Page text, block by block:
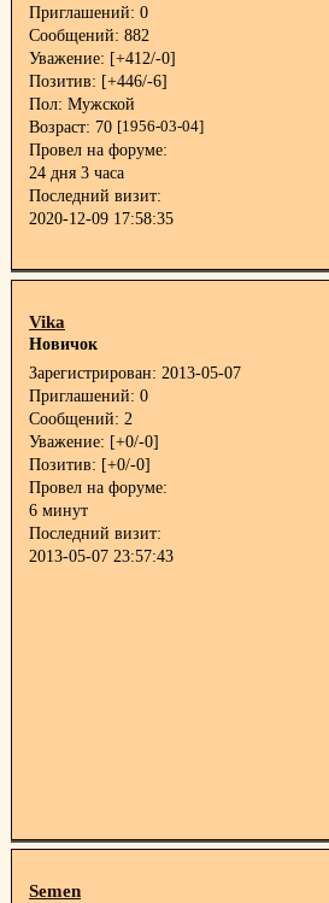
Приглашений: 0
Сообщений: 882
Уважение: [+412/-0]
Позитив: [+446/-6]
Пол: Мужской
Возраст: 70 [1956-03-04]
Провел на форуме:
24 дня 3 часа
Последний визит:
2020-12-09 17:58:35
Vika
Новичок
Зарегистрирован: 2013-05-07
Приглашений: 0
Сообщений: 2
Уважение: [+0/-0]
Позитив: [+0/-0]
Провел на форуме:
6 минут
Последний визит:
2013-05-07 23:57:43
Semen